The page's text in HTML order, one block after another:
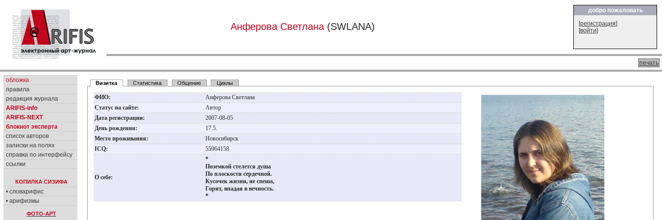
Анферова Светлана (SWLANA)
добро пожаловать
[регистрация]
[войти]
печать
обложка
правила
редакция журнала
ARIFIS-info
ARIFIS-NEXT
блокнот эксперта
список авторов
записки на полях
справка по интерфейсу
ссылки
КОПИЛКА СИЗИФА
• словарифис
• арифизмы
ФОТО-АРТ
Визитка Статистика Общение Циклы
ФИО:
Анферова Светлана
Статус на сайте:
Автор
Дата регистрации:
2007-08-05
День рождения:
17.5.
Место проживания:
Новосибирск
ICQ:
55964158
О себе:
*
Поземкой стелется душа
По плоскости сердечной.
Кусочек жизни, не спеша,
Горит, впадая в вечность.
*